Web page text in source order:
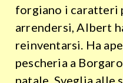
forgiano i caratteri
arrendersi, Albert
reinventarsi. Ha
pescheria a